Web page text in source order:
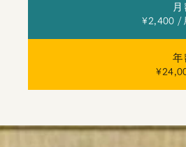
¥2,400 /
年